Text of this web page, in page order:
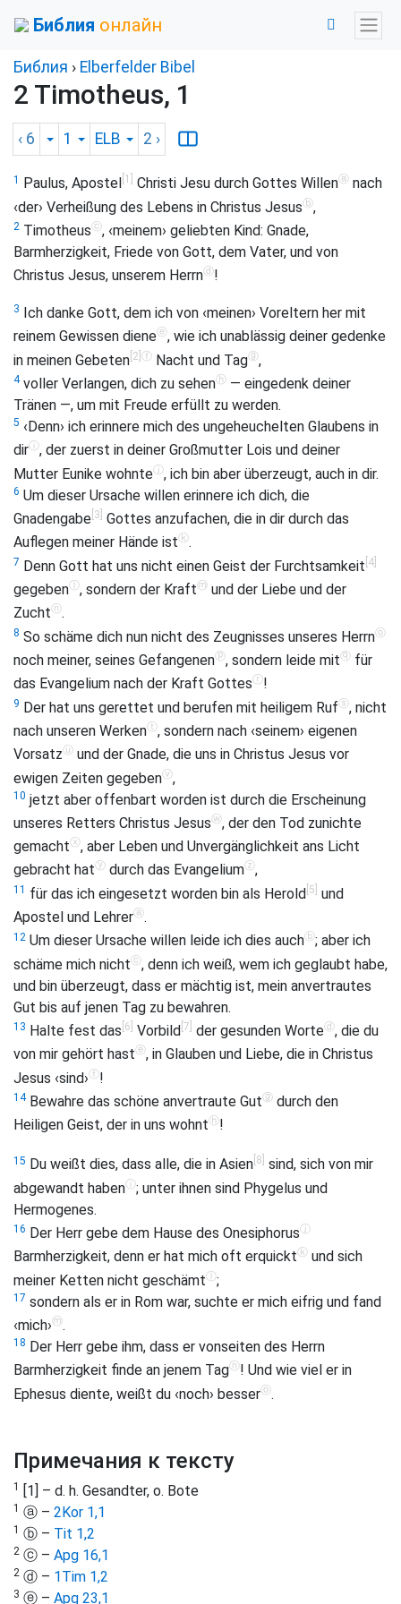
Библия онлайн
Библия › Elberfelder Bibel
2 Timotheus, 1
‹ 6 1 ELB 2 ›
1 Paulus, Apostel [1] Christi Jesu durch Gottes Willenⓐ nach
‹der› Verheißung des Lebens in Christus Jesusⓑ,
2 Timotheusⓒ, ‹meinem› geliebten Kind: Gnade,
Barmherzigkeit, Friede von Gott, dem Vater, und von
Christus Jesus, unserem Herrnⓓ!
3
Ich danke Gott, dem ich von ‹meinen› Voreltern her mit
reinem Gewissen dieneⓔ, wie ich unablässig deiner gedenke
in meinen Gebeten [2] ⓕ Nacht und Tagⓖ,
4voller Verlangen, dich zu sehenⓗ — eingedenk deiner
Tränen —, um mit Freude erfüllt zu werden.
5 ‹Denn› ich erinnere mich des ungeheuchelten Glaubens in
dirⓘ, der zuerst in deiner Großmutter Lois und deiner
Mutter Eunike wohnteⓙ, ich bin aber überzeugt, auch in dir.
6 Um dieser Ursache willen erinnere ich dich, die
Gnadengabe [3] Gottes anzufachen, die in dir durch das
Auflegen meiner Hände istⓚ.
7 Denn Gott hat uns nicht einen Geist der Furchtsamkeit [4]
gegebenⓛ, sondern der Kraftⓜ und der Liebe und der
Zuchtⓝ.
8 So schäme dich nun nicht des Zeugnisses unseres Herrnⓞ
noch meiner, seines Gefangenenⓟ, sondern leide mitⓠ für
das Evangelium nach der Kraft Gottesⓡ!
9 Der hat uns gerettet und berufen mit heiligem Rufⓢ, nicht
nach unseren Werkenⓣ, sondern nach ‹seinem› eigenen
Vorsatzⓤ und der Gnade, die uns in Christus Jesus vor
ewigen Zeiten gegebenⓥ,
10 jetzt aber offenbart worden ist durch die Erscheinung
unseres Retters Christus Jesusⓦ, der den Tod zunichte
gemachtⓧ, aber Leben und Unvergänglichkeit ans Licht
gebracht hatⓨ durch das Evangeliumⓩ,
11 für das ich eingesetzt worden bin als Herold [5] und
Apostel und Lehrerⓐ.
12 Um dieser Ursache willen leide ich dies auchⓑ; aber ich
schäme mich nichtⓒ, denn ich weiß, wem ich geglaubt habe,
und bin überzeugt, dass er mächtig ist, mein anvertrautes
Gut bis auf jenen Tag zu bewahren.
13 Halte fest das [6] Vorbild [7] der gesunden Worteⓓ, die du
von mir gehört hastⓔ, in Glauben und Liebe, die in Christus
Jesus ‹sind›ⓕ!
14Bewahre das schöne anvertraute Gutⓖ durch den
Heiligen Geist, der in uns wohntⓗ!
15 Du weißt dies, dass alle, die in Asien [8] sind, sich von mir
abgewandt habenⓘ; unter ihnen sind Phygelus und
Hermogenes.
16 Der Herr gebe dem Hause des Onesiphorusⓙ
Barmherzigkeit, denn er hat mich oft erquicktⓚ und sich
meiner Ketten nicht geschämtⓛ;
17 sondern als er in Rom war, suchte er mich eifrig und fand
‹mich›ⓜ.
18 Der Herr gebe ihm, dass er vonseiten des Herrn
Barmherzigkeit finde an jenem Tagⓝ! Und wie viel er in
Ephesus diente, weißt du ‹noch› besserⓞ.
Примечания к тексту
1 [1] – d. h. Gesandter, o. Bote
1 ⓐ – 2Kor 1,1
1 ⓑ – Tit 1,2
2 ⓒ – Apg 16,1
2 ⓓ – 1Tim 1,2
3 ⓔ – Apg 23,1